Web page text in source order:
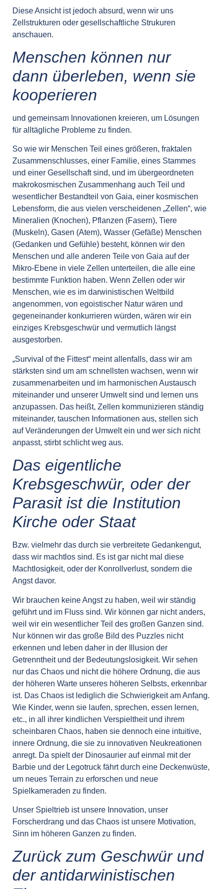
Diese Ansicht ist jedoch absurd, wenn wir uns
Zellstrukturen oder gesellschaftliche Strukuren
anschauen.
Menschen können nur
dann überleben, wenn sie
kooperieren
und gemeinsam Innovationen kreieren, um Lösungen
für alltägliche Probleme zu finden.
So wie wir Menschen Teil eines größeren, fraktalen
Zusammenschlusses, einer Familie, eines Stammes
und einer Gesellschaft sind, und im übergeordneten
makrokosmischen Zusammenhang auch Teil und
wesentlicher Bestandteil von Gaia, einer kosmischen
Lebensform, die aus vielen verscheidenen „Zellen“, wie
Mineralien (Knochen), Pflanzen (Fasern), Tiere
(Muskeln), Gasen (Atem), Wasser (Gefäße) Menschen
(Gedanken und Gefühle) besteht, können wir den
Menschen und alle anderen Teile von Gaia auf der
Mikro-Ebene in viele Zellen unterteilen, die alle eine
bestimmte Funktion haben. Wenn Zellen oder wir
Menschen, wie es im darwinistischen Weltbild
angenommen, von egoistischer Natur wären und
gegeneinander konkurrieren würden, wären wir ein
einziges Krebsgeschwür und vermutlich längst
ausgestorben.
„Survival of the Fittest“ meint allenfalls, dass wir am
stärksten sind um am schnellsten wachsen, wenn wir
zusammenarbeiten und im harmonischen Austausch
miteinander und unserer Umwelt sind und lernen uns
anzupassen. Das heißt, Zellen kommunizieren ständig
miteinander, tauschen Informationen aus, stellen sich
auf Veränderungen der Umwelt ein und wer sich nicht
anpasst, stirbt schlicht weg aus.
Das eigentliche
Krebsgeschwür, oder der
Parasit ist die Institution
Kirche oder Staat
Bzw. vielmehr das durch sie verbreitete Gedankengut,
dass wir machtlos sind. Es ist gar nicht mal diese
Machtlosigkeit, oder der Konrollverlust, sondern die
Angst davor.
Wir brauchen keine Angst zu haben, weil wir ständig
geführt und im Fluss sind. Wir können gar nicht anders,
weil wir ein wesentlicher Teil des großen Ganzen sind.
Nur können wir das große Bild des Puzzles nicht
erkennen und leben daher in der Illusion der
Getrenntheit und der Bedeutungslosigkeit. Wir sehen
nur das Chaos und nicht die höhere Ordnung, die aus
der höheren Warte unseres höheren Selbsts, erkennbar
ist. Das Chaos ist lediglich die Schwierigkeit am Anfang.
Wie Kinder, wenn sie laufen, sprechen, essen lernen,
etc., in all ihrer kindlichen Verspieltheit und ihrem
scheinbaren Chaos, haben sie dennoch eine intuitive,
innere Ordnung, die sie zu innovativen Neukreationen
anregt. Da spielt der Dinosaurier auf einmal mit der
Barbie und der Legotruck fährt durch eine Deckenwüste,
um neues Terrain zu erforschen und neue
Spielkameraden zu finden.
Unser Spieltrieb ist unsere Innovation, unser
Forscherdrang und das Chaos ist unsere Motivation,
Sinn im höheren Ganzen zu finden.
Zurück zum Geschwür und
der antidarwinistischen